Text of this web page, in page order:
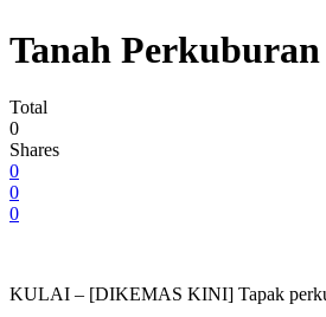
Tanah
Total
0
Shares
0
0
0
KULAI – [DIKEMAS KINI] Tapak